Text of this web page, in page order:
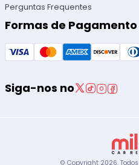
Perguntas Frequentes
Formas de Pagamento
Siga-nos no
© Copyright 2026.